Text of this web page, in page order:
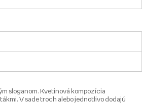
sloganom. Kvetinová kompozícia
V sade troch alebo jednotlivo dodajú